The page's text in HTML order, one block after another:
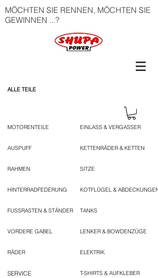
MÖCHTEN SIE RENNEN, MÖCHTEN SIE
GEWINNEN ...?
ALLE TEILE
MOTORENTEILE
AUSPUFF
RAHMEN
HINTERRADFEDERUNG
FUSSRASTEN & STÄNDER
VORDERE GABEL
RÄDER
SERVICE
EINLASS & VERGASSER
KETTENRÄDER & KETTEN
SITZE
KOTFLÜGEL & ABDECKUNGEN
TANKS
LENKER & BOWDENZÜGE
ELEKTRIK
T-SHIRTS & AUFKLEBER